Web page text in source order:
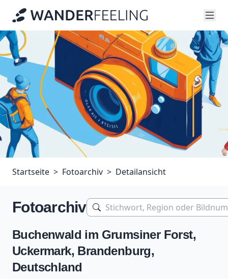
Startseite Fotoarchiv Detailansicht
Fotoarchiv
Buchenwald im Grumsiner Forst,
Uckermark, Brandenburg,
Deutschland